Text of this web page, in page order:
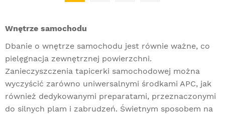
Wnętrze samochodu
Dbanie o wnętrze samochodu jest równie ważne, co
pielęgnacja zewnętrznej powierzchni.
Zanieczyszczenia tapicerki samochodowej można
wyczyścić zarówno uniwersalnymi środkami APC, jak
również dedykowanymi preparatami, przeznaczonymi
do silnych plam i zabrudzeń. Świetnym sposobem na